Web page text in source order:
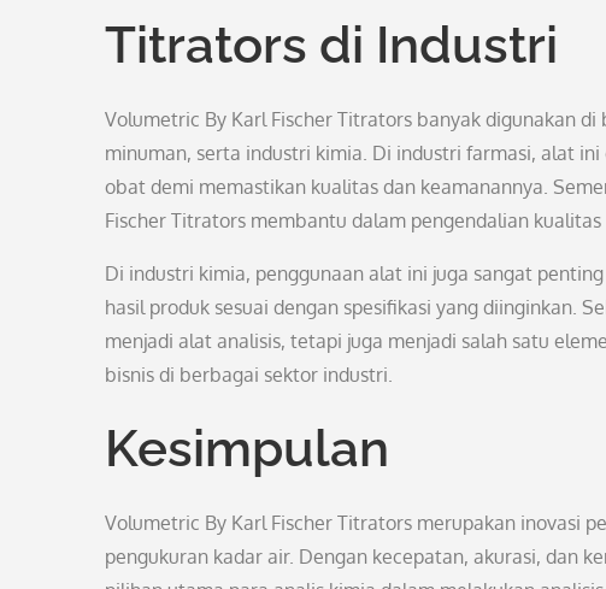
Titrators di Industri
Volumetric By Karl Fischer Titrators banyak digunakan
minuman, serta industri kimia. Di industri farmasi, alat
obat demi memastikan kualitas dan keamanannya.
Fischer Titrators membantu dalam pengendalian
Di industri kimia, penggunaan alat ini juga sangat
hasil produk sesuai dengan spesifikasi yang diinginkan.
menjadi alat analisis, tetapi juga menjadi salah satu
bisnis di berbagai sektor industri.
Kesimpulan
Volumetric By Karl Fischer Titrators merupakan inovasi
pengukuran kadar air. Dengan kecepatan, akurasi, dan